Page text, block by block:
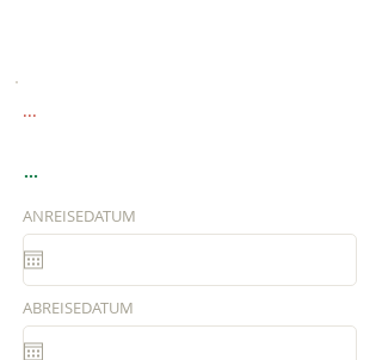
...
...
ANREISEDATUM
ABREISEDATUM